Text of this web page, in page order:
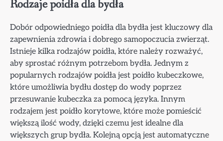
Rodzaje poidła dla bydła
Dobór odpowiedniego poidła dla bydła jest kluczowy dla
zapewnienia zdrowia i dobrego samopoczucia zwierząt.
Istnieje kilka rodzajów poidła, które należy rozważyć,
aby sprostać różnym potrzebom bydła. Jednym z
popularnych rodzajów poidła jest poidło kubeczkowe,
które umożliwia bydłu dostęp do wody poprzez
przesuwanie kubeczka za pomocą języka. Innym
rodzajem jest poidło korytowe, które może pomieścić
większą ilość wody, dzięki czemu jest idealne dla
większych grup bydła. Kolejną opcją jest automatyczne